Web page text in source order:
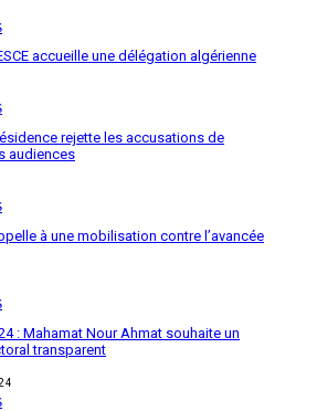
accueille une délégation algérienne
rejette les accusations de
audiences
à une mobilisation contre l’avancée
: Mahamat Nour Ahmat souhaite un
transparent